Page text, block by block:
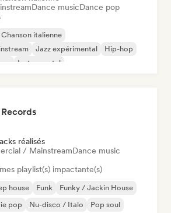
Dance musicDance pop
Chanson italienne
Jazz expérimental
Hip-hop
Instrumental
réalisés
/ MainstreamDance music
playlist(s) impactante(s)
house Funk
Funky / Jackin House
pop Nu-disco / Italo Pop soul